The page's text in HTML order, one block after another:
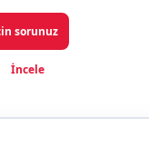
sorunuz
İncele